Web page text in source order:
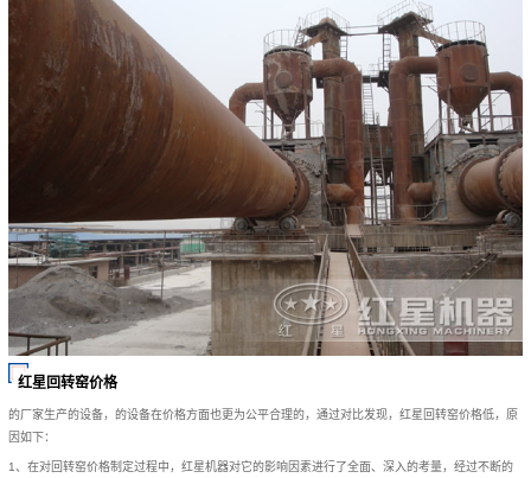
红星回转窑价格
的厂家生产的设备，的设备在价格方面也更为公平合理的，通过对比发现，红星回转窑价格低，原
因如下：
1、在对回转窑价格制定过程中，红星机器对它的影响因素进行了全面、深入的考量，经过不断的